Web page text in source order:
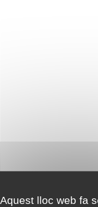
Aquest lloc web fa